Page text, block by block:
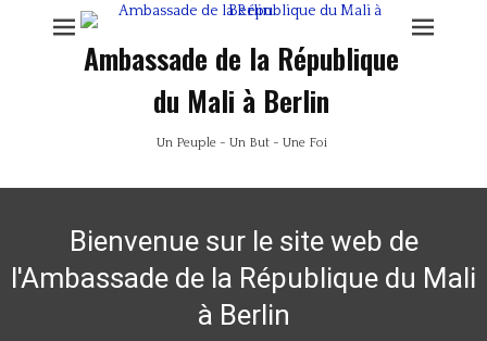
Ambassade de la République
du Mali à Berlin
Un Peuple - Un But - Une Foi
Bienvenue sur le site web de
l'Ambassade de la République du Mali
à Berlin